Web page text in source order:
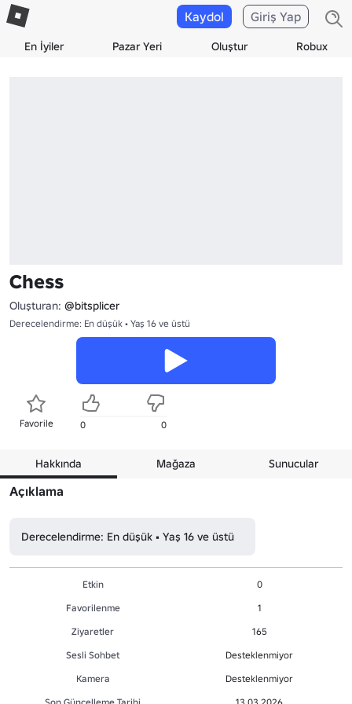
En İyiler Pazar Yeri Oluştur Robux
Kaydol Giriş Yap
Chess
Oluşturan: @bitsplicer
Derecelendirme: En düşük • Yaş 16 ve üstü
Favorile 0 0
Hakkında Mağaza Sunucular
Açıklama
Derecelendirme: En düşük • Yaş 16 ve üstü
Etkin
0
Favorilenme
1
Ziyaretler
165
Sesli Sohbet
Desteklenmiyor
Kamera
Desteklenmiyor
Son Güncelleme Tarihi
13.03.2026